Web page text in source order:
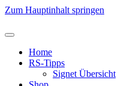
Zum Hauptinhalt springen
Home
RS-Tipps
Signet Übersicht